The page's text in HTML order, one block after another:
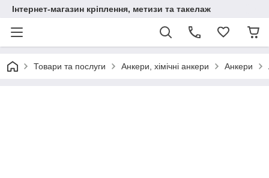
Інтернет-магазин кріплення, метизи та такелаж
Товари та послуги Анкери, хімічні анкери Анкери